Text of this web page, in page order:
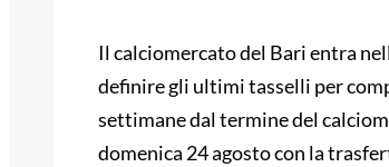
Il calciomercato del Bari entra
definire gli ultimi tasselli per
settimane dal termine del
domenica 24 agosto con la